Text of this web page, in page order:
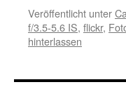
Veröffentlicht unter
f/3.5-5.6 IS, flickr,
hinterlassen